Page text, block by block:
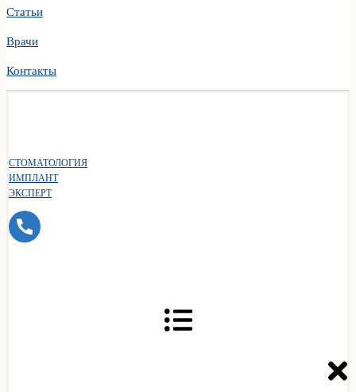
Статьи
Врачи
Контакты
СТОМАТОЛОГИЯ
ИМПЛАНТ
ЭКСПЕРТ